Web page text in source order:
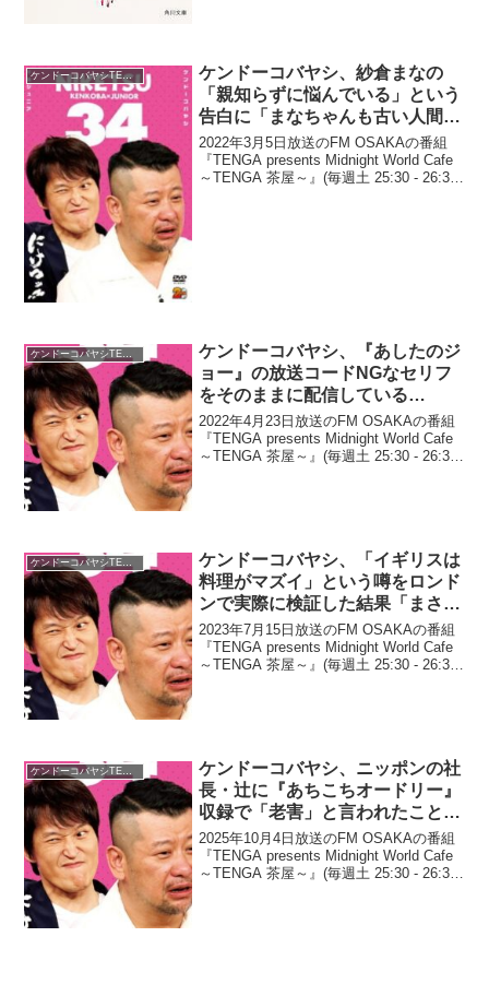
ケンドーコバヤシTENGA茶屋
ケンドーコバヤシ、紗倉まなの
「親知らずに悩んでいる」という
告白に「まなちゃんも古い人間や
ねんな」と思う理由
2022年3月5日放送のFM OSAKAの番組
『TENGA presents Midnight World Cafe
～TENGA 茶屋～』(毎週土 25:30 - 26:30)
ケンドーコバヤシTENGA茶屋
ケンドーコバヤシ、『あしたのジ
ョー』の放送コードNGなセリフ
をそのままに配信している
Amazonプライムに驚き「カット
せずにお送りしてるんですよ」
2022年4月23日放送のFM OSAKAの番組
『TENGA presents Midnight World Cafe
～TENGA 茶屋～』(毎週土 25:30 - 26:30)
ケンドーコバヤシ、「イギリスは
料理がマズイ」という噂をロンド
ンで実際に検証した結果「まさ
か、こんな時代に…」
2023年7月15日放送のFM OSAKAの番組
『TENGA presents Midnight World Cafe
～TENGA 茶屋～』(毎週土 25:30 - 26:30)
ケンドーコバヤシ、ニッポンの社
長・辻に『あちこちオードリー』
収録で「老害」と言われたことに
反論「いや、あれは言うわ」
2025年10月4日放送のFM OSAKAの番組
『TENGA presents Midnight World Cafe
～TENGA 茶屋～』(毎週土 25:30 - 26:30)